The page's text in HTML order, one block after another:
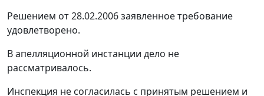
Решением от 28.02.2006 заявленное требование
удовлетворено.
В апелляционной инстанции дело не
рассматривалось.
Инспекция не согласилась с принятым решением и